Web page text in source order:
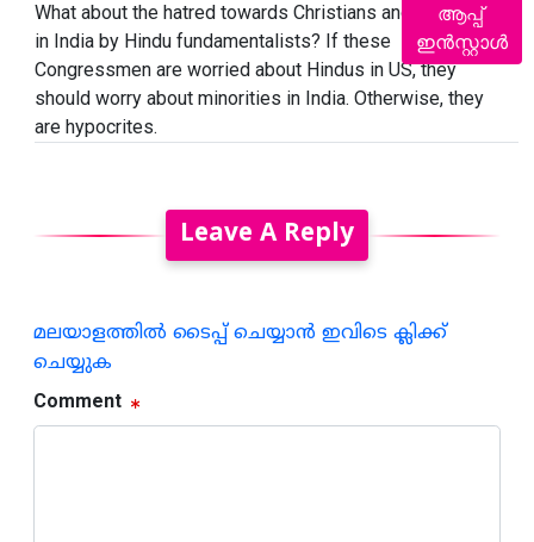
What about the hatred towards Christians and Muslims
in India by Hindu fundamentalists? If these
Congressmen are worried about Hindus in US, they
should worry about minorities in India. Otherwise, they
are hypocrites.
Leave A Reply
മലയാളത്തില്‍ ടൈപ്പ് ചെയ്യാന്‍ ഇവിടെ ക്ലിക്ക്
ചെയ്യുക
Comment
ആപ്പ്
ഇൻസ്റ്റാൾ